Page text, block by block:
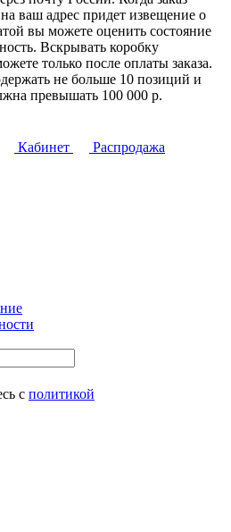
ваш адрес придет извещение о
вы можете оценить состояние
Вскрывать коробку
только после оплаты заказа.
не больше 10 позиций и
превышать 100 000 р.
Кабинет
Распродажа
с политикой